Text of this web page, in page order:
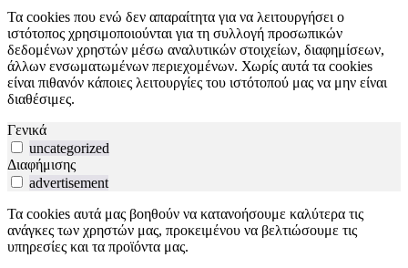
Τα cookies που ενώ δεν απαραίτητα για να λειτουργήσει ο
ιστότοπος χρησιμοποιούνται για τη συλλογή προσωπικών
δεδομένων χρηστών μέσω αναλυτικών στοιχείων, διαφημίσεων,
άλλων ενσωματωμένων περιεχομένων. Χωρίς αυτά τα cookies
είναι πιθανόν κάποιες λειτουργίες του ιστότοπού μας να μην είναι
διαθέσιμες.
Γενικά
uncategorized
Διαφήμισης
advertisement
Τα cookies αυτά μας βοηθούν να κατανοήσουμε καλύτερα τις
ανάγκες των χρηστών μας, προκειμένου να βελτιώσουμε τις
υπηρεσίες και τα προϊόντα μας.